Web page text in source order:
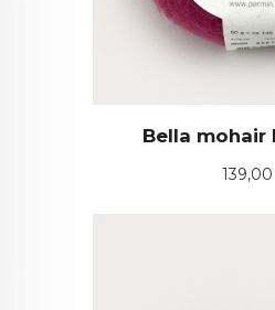
Bella mohair
Pris
139,00